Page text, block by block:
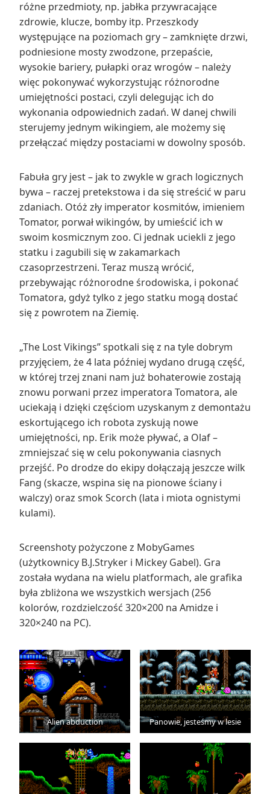
różne przedmioty, np. jabłka przywracające
zdrowie, klucze, bomby itp. Przeszkody
występujące na poziomach gry – zamknięte drzwi,
podniesione mosty zwodzone, przepaście,
wysokie bariery, pułapki oraz wrogów – należy
więc pokonywać wykorzystując różnorodne
umiejętności postaci, czyli delegując ich do
wykonania odpowiednich zadań. W danej chwili
sterujemy jednym wikingiem, ale możemy się
przełączać między postaciami w dowolny sposób.
Fabuła gry jest – jak to zwykle w grach logicznych
bywa – raczej pretekstowa i da się streścić w paru
zdaniach. Otóż zły imperator kosmitów, imieniem
Tomator, porwał wikingów, by umieścić ich w
swoim kosmicznym zoo. Ci jednak uciekli z jego
statku i zagubili się w zakamarkach
czasoprzestrzeni. Teraz muszą wrócić,
przebywając różnorodne środowiska, i pokonać
Tomatora, gdyż tylko z jego statku mogą dostać
się z powrotem na Ziemię.
„The Lost Vikings” spotkali się z na tyle dobrym
przyjęciem, że 4 lata później wydano drugą część,
w której trzej znani nam już bohaterowie zostają
znowu porwani przez imperatora Tomatora, ale
uciekają i dzięki częściom uzyskanym z demontażu
eskortującego ich robota zyskują nowe
umiejętności, np. Erik może pływać, a Olaf –
zmniejszać się w celu pokonywania ciasnych
przejść. Po drodze do ekipy dołączają jeszcze wilk
Fang (skacze, wspina się na pionowe ściany i
walczy) oraz smok Scorch (lata i miota ognistymi
kulami).
Screenshoty pożyczone z MobyGames
(użytkownicy B.J.Stryker i Mickey Gabel). Gra
została wydana na wielu platformach, ale grafika
była zbliżona we wszystkich wersjach (256
kolorów, rozdzielczość 320×200 na Amidze i
320×240 na PC).
Alien abduction Panowie, jesteśmy w lesie